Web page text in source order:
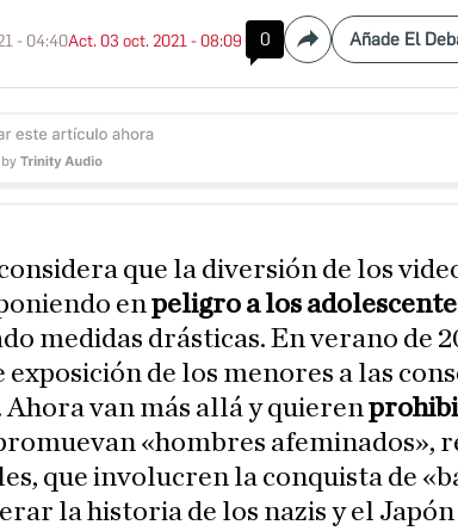
- 04:40Act. 03 oct. 2021 - 08:09 0 Compartir
Añade El
que la diversión de los
enpeligro a los
medidas drásticas. En verano de
exposición de los menores a las
Ahora van más allá y quieren
«hombres afeminados»,
que involucren la conquista de
la historia de los nazis y el